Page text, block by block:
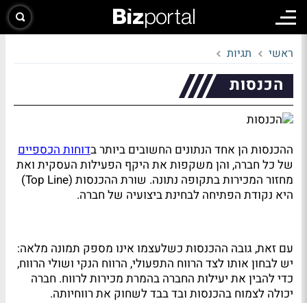
ראשי תגיות
הכנסות
ההכנסות הן אחד הנתונים החשובים ביותר בדוחות הכספיים
של כל חברה, והן משקפות את היקף הפעילות העסקית ואת
מחזור המכירות בתקופה נתונה. שורת ההכנסות (Top Line)
היא נקודת הפתיחה לבחינת ביצועיה של חברה.
עם זאת, גובה ההכנסות כשלעצמו אינו מספק תמונה מלאה:
יש לבחון אותו לצד הרווח התפעולי, הרווח הנקי ושולי הרווח,
כדי להבין את יעילות החברה בהמרת מכירות לרווח. חברה
יכולה לצמוח בהכנסות ובד בבד לשחוק את רווחיותה.